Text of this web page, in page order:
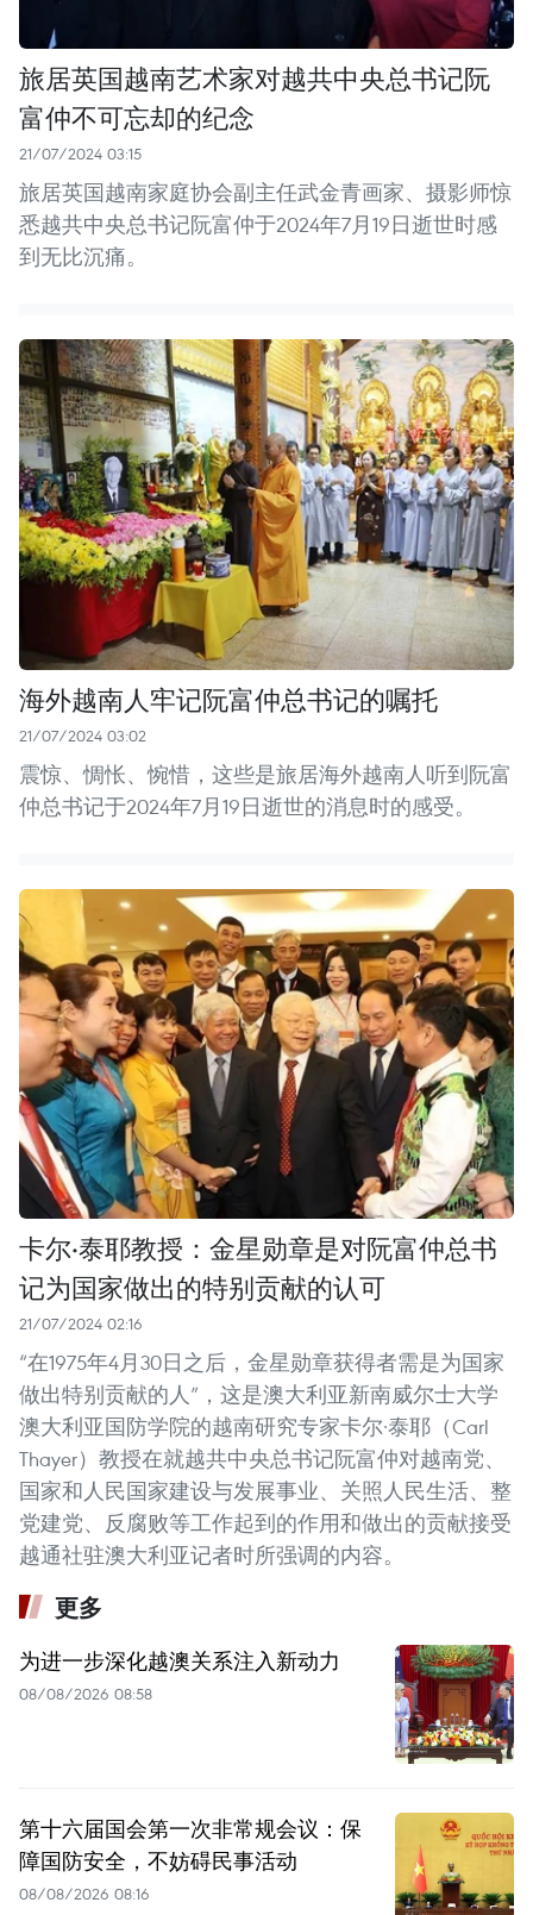
旅居英国越南艺术家对越共中央总书记阮
富仲不可忘却的纪念
21/07/2024 03:15
旅居英国越南家庭协会副主任武金青画家、摄影师惊
悉越共中央总书记阮富仲于2024年7月19日逝世时感
到无比沉痛。
海外越南人牢记阮富仲总书记的嘱托
21/07/2024 03:02
震惊、惆怅、惋惜，这些是旅居海外越南人听到阮富
仲总书记于2024年7月19日逝世的消息时的感受。
卡尔·泰耶教授：金星勋章是对阮富仲总书
记为国家做出的特别贡献的认可
21/07/2024 02:16
“在1975年4月30日之后，金星勋章获得者需是为国家
做出特别贡献的人”，这是澳大利亚新南威尔士大学
澳大利亚国防学院的越南研究专家卡尔·泰耶（Carl
Thayer）教授在就越共中央总书记阮富仲对越南党、
国家和人民国家建设与发展事业、关照人民生活、整
党建党、反腐败等工作起到的作用和做出的贡献接受
越通社驻澳大利亚记者时所强调的内容。
更多
为进一步深化越澳关系注入新动力
08/08/2026 08:58
第十六届国会第一次非常规会议：保
障国防安全，不妨碍民事活动
08/08/2026 08:16